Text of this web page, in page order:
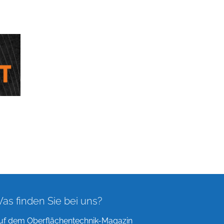
finden Sie bei uns?
dem Oberflächentechnik-Magazin